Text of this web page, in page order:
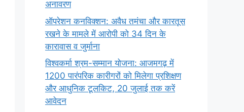
अनावरण
ऑपरेशन कनविक्शन: अवैध तमंचा और कारतूस
रखने के मामले में आरोपी को 34 दिन के
कारावास व जुर्माना
विश्वकर्मा श्रम-सम्मान योजना: आजमगढ़ में
1200 पारंपरिक कारीगरों को मिलेगा प्रशिक्षण
और आधुनिक टूलकिट, 20 जुलाई तक करें
आवेदन